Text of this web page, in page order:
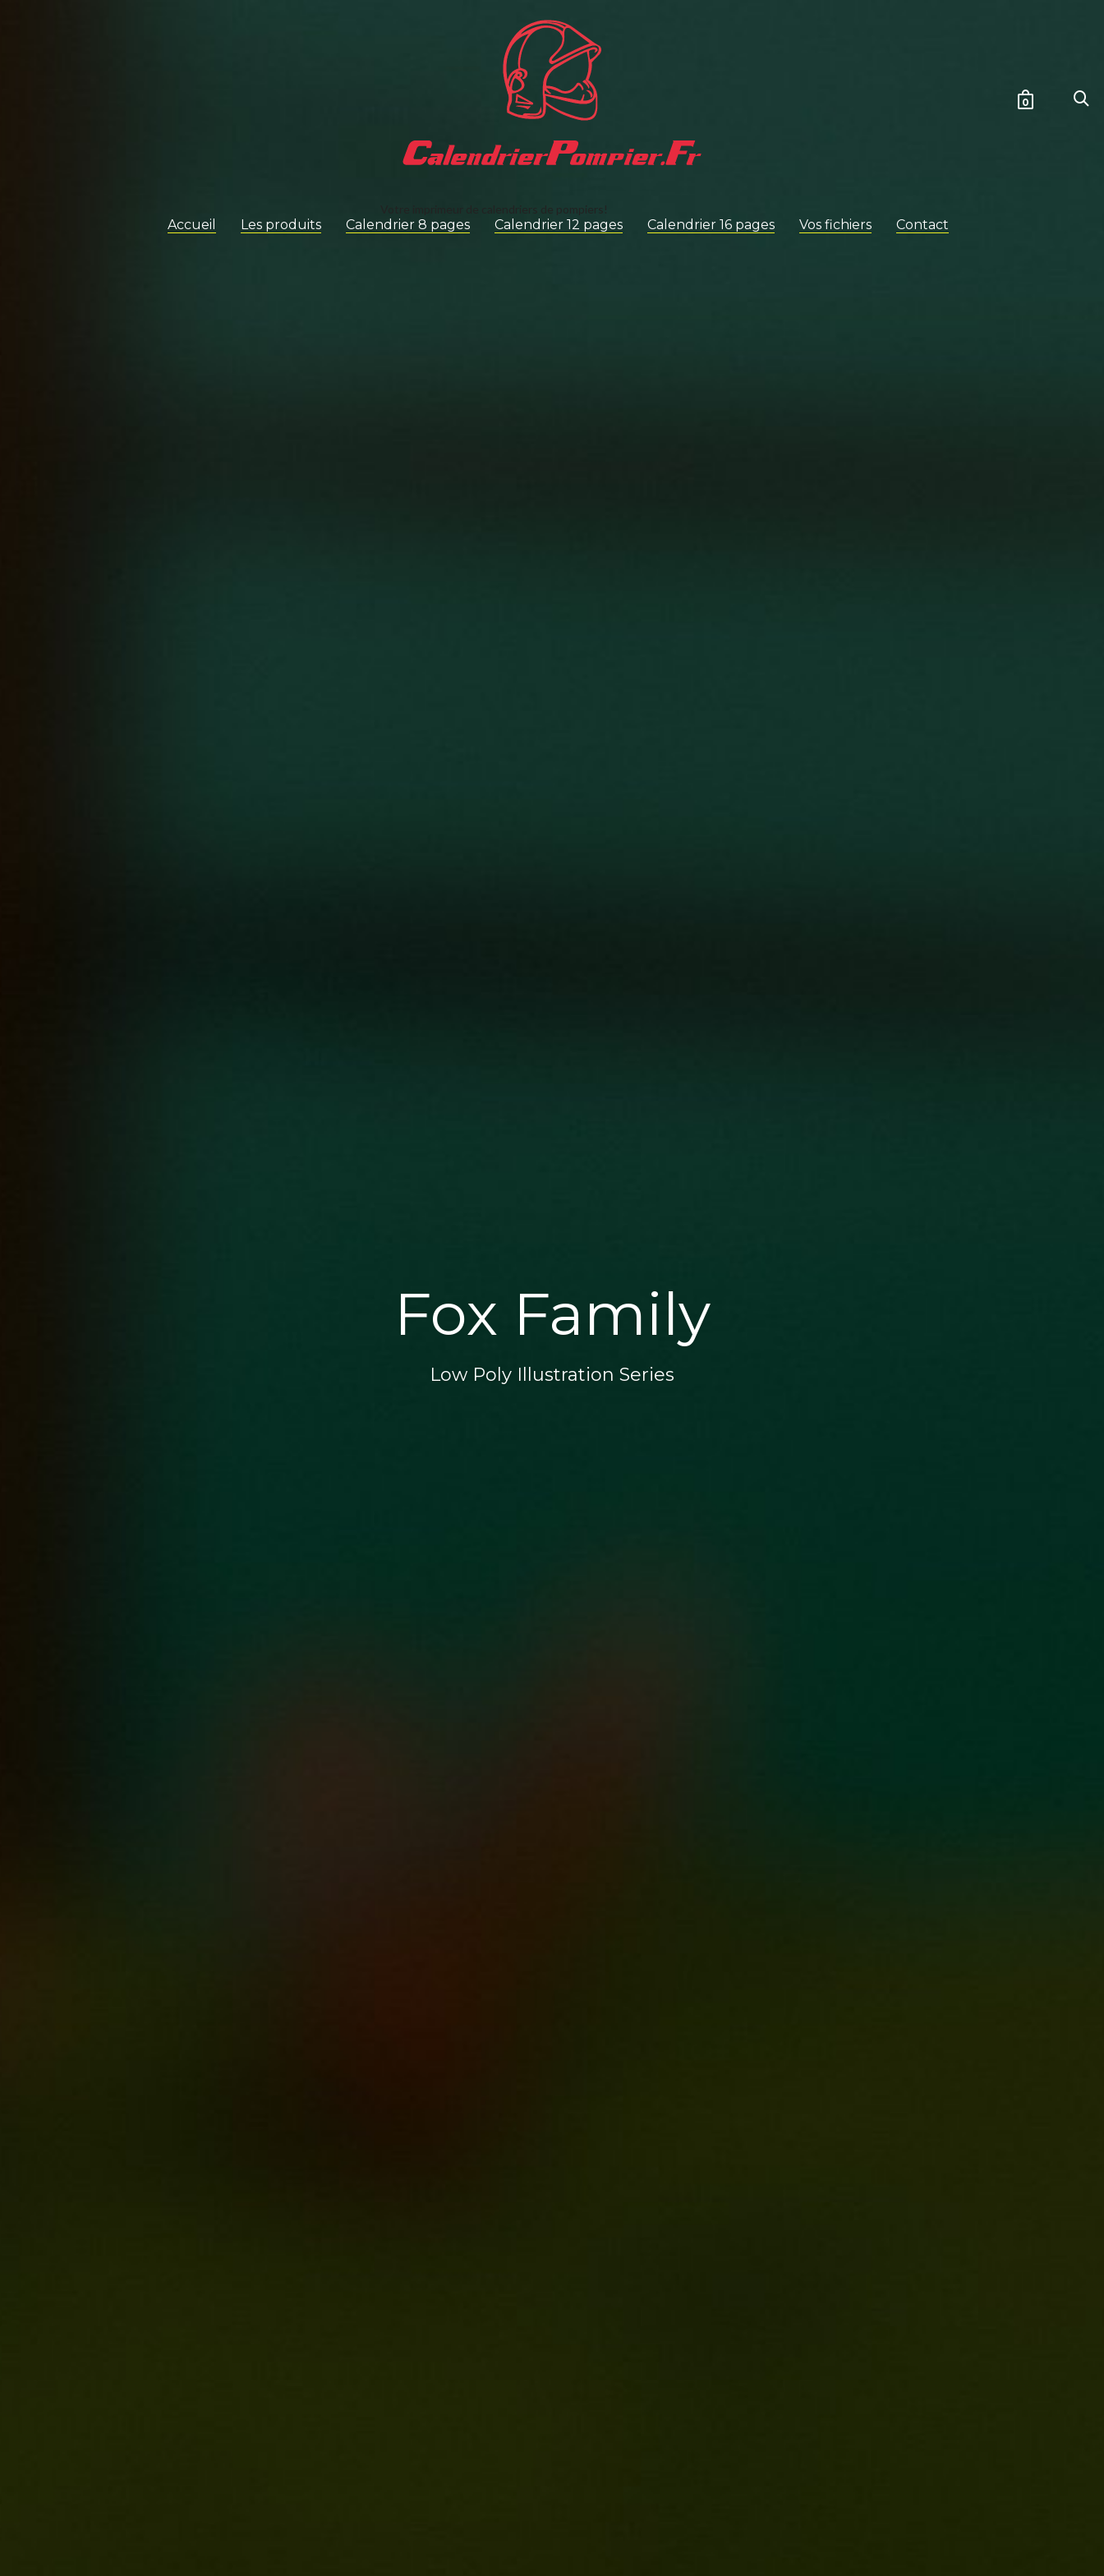
0
Accueil Les produits Calendrier 8 pages Calendrier 12 pages Calendrier 16 pages Vos fichiers Contact
Fox Family
Low Poly Illustration Series